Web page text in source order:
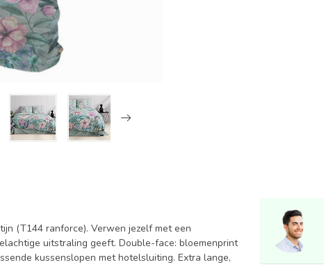
(T144 ranforce). Verwen jezelf met een
uitstraling geeft. Double-face: bloemenprint
kussenslopen met hotelsluiting. Extra lange,